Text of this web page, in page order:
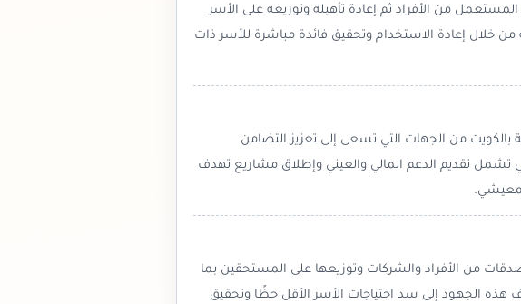
من الأفراد ثم إعادة تأهيله وتوزيعه على الأسر
خلال إعادة الاستخدام وتحقيق فائدة مباشرة للأسر ذات
بالكويت من الجهات التي تسعى إلى تعزيز التضامن
تشمل تقديم الدعم المالي والعيني وإطلاق مشاريع تهدف
من الأفراد والشركات وتوزيعها على المستحقين بما
الجهود إلى سد احتياجات الأسر الأقل حظًا وتحقيق